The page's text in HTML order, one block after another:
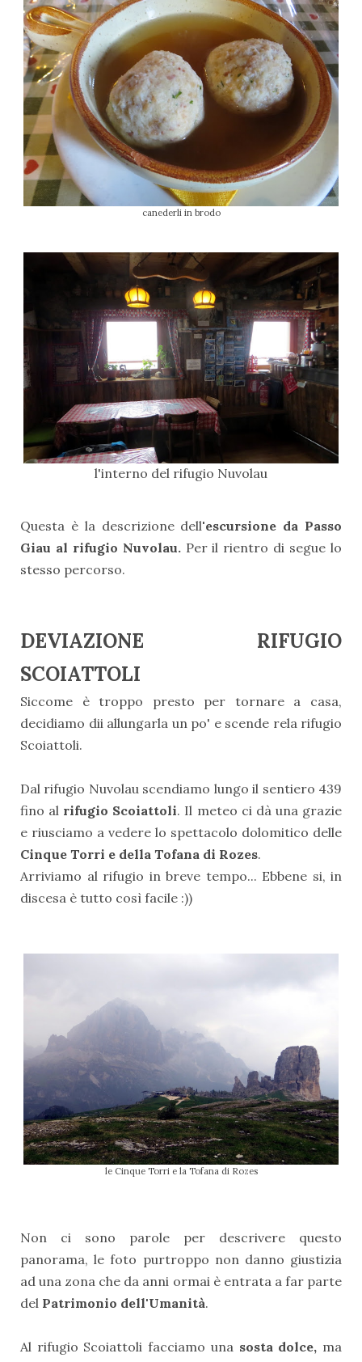
canederli in brodo
l'interno del rifugio Nuvolau
Questa è la descrizione dell'escursione da Passo
Giau al rifugio Nuvolau. Per il rientro di segue lo
stesso percorso.
DEVIAZIONE RIFUGIO
SCOIATTOLI
Siccome è troppo presto per tornare a casa,
decidiamo dii allungarla un po' e scende rela rifugio
Scoiattoli.
Dal rifugio Nuvolau scendiamo lungo il sentiero 439
fino al rifugio Scoiattoli. Il meteo ci dà una grazie
e riusciamo a vedere lo spettacolo dolomitico delle
Cinque Torri e della Tofana di Rozes.
Arriviamo al rifugio in breve tempo... Ebbene si, in
discesa è tutto così facile :))
le Cinque Torri e la Tofana di Rozes
Non ci sono parole per descrivere questo
panorama, le foto purtroppo non danno giustizia
ad una zona che da anni ormai è entrata a far parte
del Patrimonio dell'Umanità.
Al rifugio Scoiattoli facciamo una sosta dolce, ma